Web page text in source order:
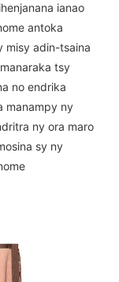
ianao
antoka
misy adin-tsaina
tsy
no endrika
manampy ny
ny ora maro
sy ny